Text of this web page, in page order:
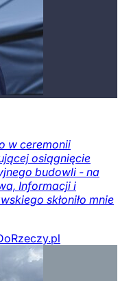
w ceremonii
osiągnięcie
budowli - na
Informacji i
skłoniło mnie